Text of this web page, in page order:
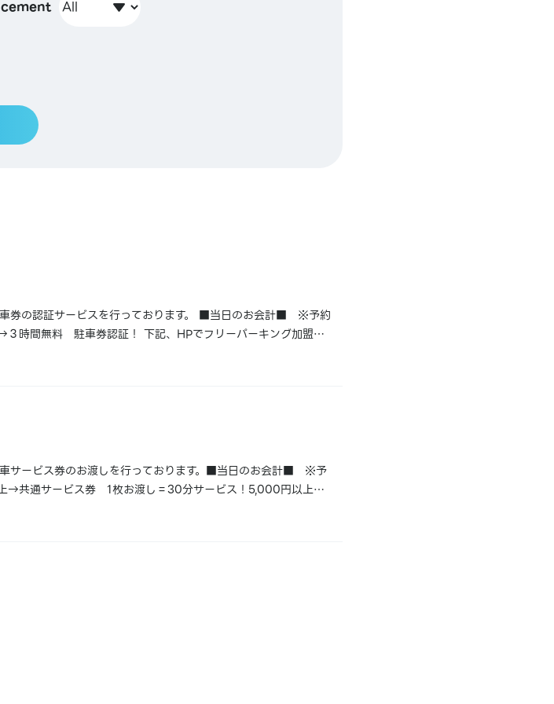
券の認証サービスを行っております。 ■当日のお会計■ ※予約
時間無料 駐車券認証！ 下記、HPでフリーパーキング加盟駐
サービス券のお渡しを行っております。■当日のお会計■ ※予
→共通サービス券 1枚お渡し＝30分サービス！5,000円以上→